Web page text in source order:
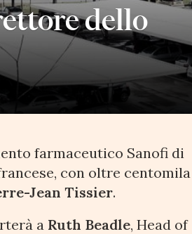
dello
farmaceutico Sanofi di
con oltre centomila
Jean Tissier.
a Ruth Beadle, Head of